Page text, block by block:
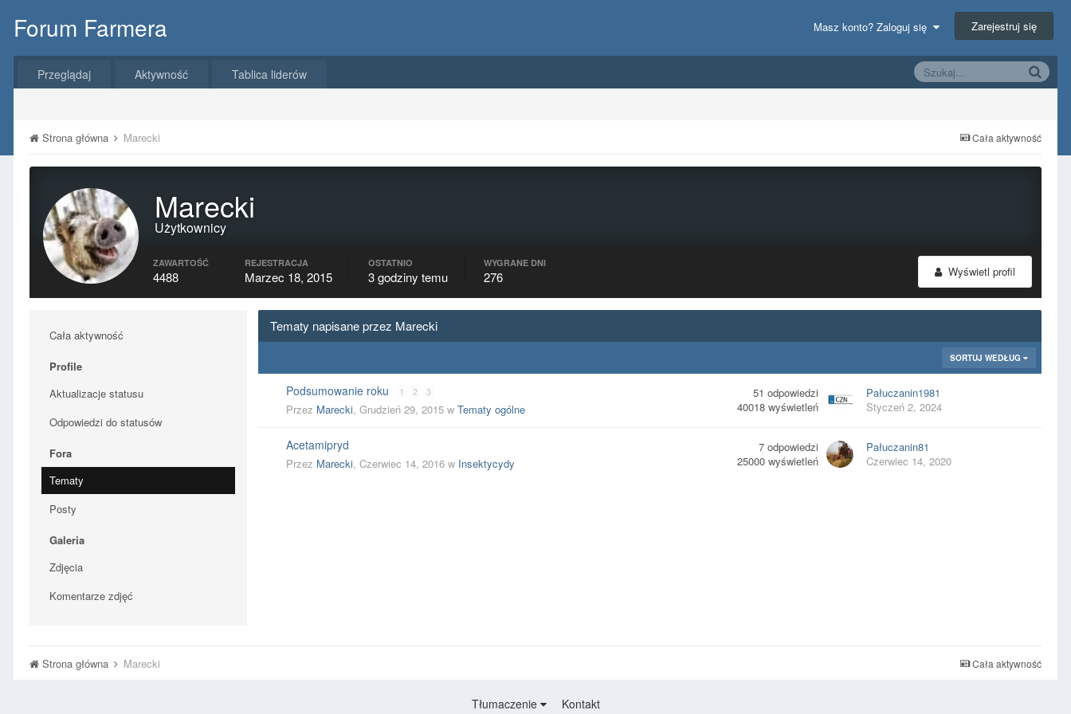
Forum Farmera Masz konto? Zaloguj się Zarejestruj się
Przeglądaj Aktywność Tablica liderów
Cała aktywność
Strona główna Marecki
Marecki
Użytkownicy
Wyświetl profil
ZAWARTOŚĆ
4488
REJESTRACJA
Marzec 18, 2015
OSTATNIO
3 godziny temu
WYGRANE DNI
276
Cała aktywność
Profile
Aktualizacje statusu
Odpowiedzi do statusów
Fora
Tematy
Posty
Galeria
Zdjęcia
Komentarze zdjęć
Tematy napisane przez Marecki
SORTUJ WEDŁUG
Podsumowanie roku 1 2 3
Przez Marecki, Grudzień 29, 2015 w Tematy ogólne
51 odpowiedzi
40018 wyświetleń
Pałuczanin1981
Styczeń 2, 2024
Acetamipryd
Przez Marecki, Czerwiec 14, 2016 w Insektycydy
7 odpowiedzi
25000 wyświetleń
Pałuczanin81
Czerwiec 14, 2020
Cała aktywność
Strona główna Marecki
Tłumaczenie Kontakt